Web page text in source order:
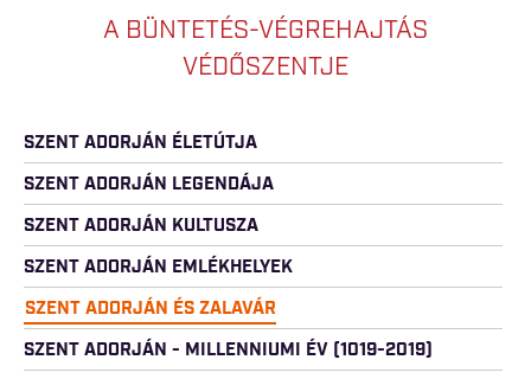
A BÜNTETÉS-VÉGREHAJTÁS
VÉDŐSZENTJE
SZENT ADORJÁN ÉLETÚTJA
SZENT ADORJÁN LEGENDÁJA
SZENT ADORJÁN KULTUSZA
SZENT ADORJÁN EMLÉKHELYEK
SZENT ADORJÁN ÉS ZALAVÁR
SZENT ADORJÁN - MILLENNIUMI ÉV (1019-2019)